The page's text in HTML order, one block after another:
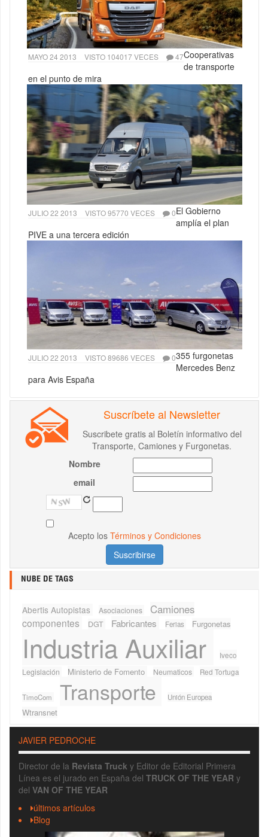
MAYO 24 2013 VISTO 104017 VECES 47Cooperativas
de transporte
en el punto de mira
JULIO 22 2013 VISTO 95770 VECES 0El Gobierno
amplía el plan
PIVE a una tercera edición
JULIO 22 2013 VISTO 89686 VECES 0355 furgonetas
Mercedes Benz
para Avis España
Suscríbete al Newsletter
Suscribete gratis al Boletín informativo del
Transporte, Camiones y Furgonetas.
Nombre
email
Acepto los Términos y Condiciones
NUBE DE TAGS
Abertis Autopistas Asociaciones Camiones
componentes DGT Fabricantes Ferias Furgonetas
Industria Auxiliar
Iveco
Legislación
Ministerio de Fomento Neumaticos Red Tortuga
TimoCom Transporte Unión Europea
Wtransnet
JAVIER PEDROCHE
Director de la Revista Truck y Editor de Editorial Primera
Línea es el jurado en España del TRUCK OF THE YEAR y
del VAN OF THE YEAR
últimos artículos
Blog